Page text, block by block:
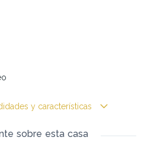
y características
sobre esta casa